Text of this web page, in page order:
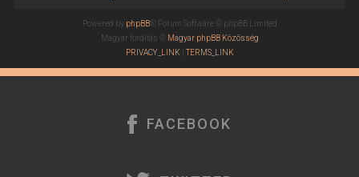
Powered by phpBB® Forum Software © phpBB Limited
Magyar fordítás © Magyar phpBB Közösség
PRIVACY_LINK |TERMS_LINK
FACEBOOK